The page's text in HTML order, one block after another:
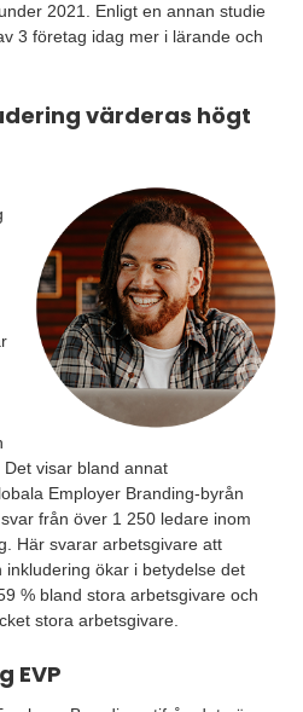
2021. Enligt en annan studie
3 företag idag mer i lärande och
värderas högt
visar bland annat
Employer Branding-byrån
från över 1 250 ledare inom
Här svarar arbetsgivare att
ökar i betydelse det
% bland stora arbetsgivare och
stora arbetsgivare.
EVP